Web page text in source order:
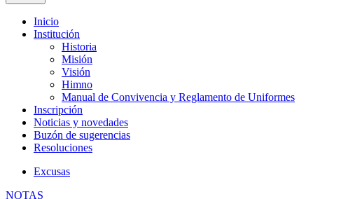
Inicio
Institución
Historia
Misión
Visión
Himno
Manual de Convivencia y Reglamento de Uniformes
Inscripción
Noticias y novedades
Buzón de sugerencias
Resoluciones
Excusas
NOTAS